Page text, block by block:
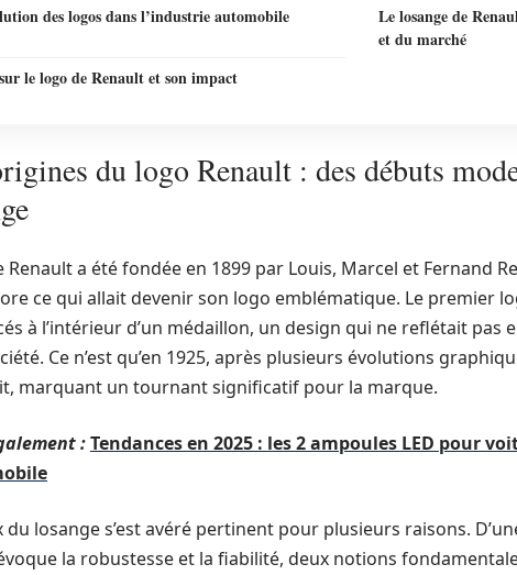
des logos dans l’industrie automobile
Le losange de
et du marché
le logo de Renault et son impact
du logo Renault : des débuts
Renault a été fondée en 1899 par Louis, Marcel et Fernand
ce qui allait devenir son logo emblématique. Le premier
à l’intérieur d’un médaillon, un design qui ne reflétait pas
Ce n’est qu’en 1925, après plusieurs évolutions
marquant un tournant significatif pour la marque.
:Tendances en 2025 : les 2 ampoules LED pour
du losange s’est avéré pertinent pour plusieurs raisons.
la robustesse et la fiabilité, deux notions